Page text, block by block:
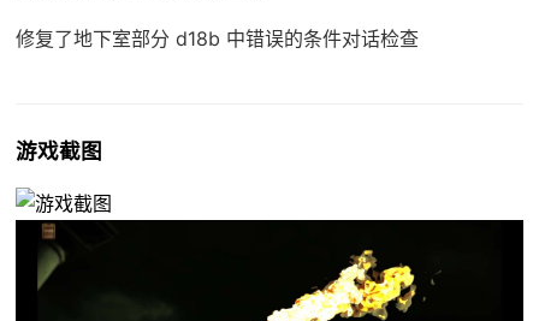
修复了地下室部分 d18b 中错误的条件对话检查
游戏截图